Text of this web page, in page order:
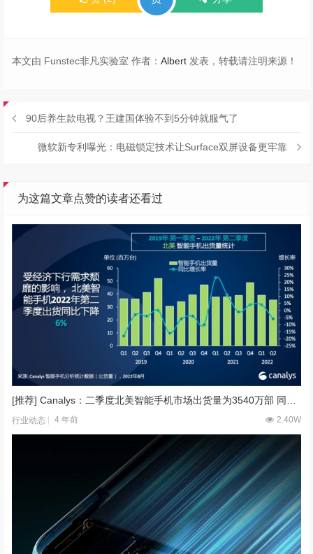
本文由 Funstec非凡实验室 作者：Albert 发表，转载请注明来源！
90后养生款电视？王建国体验不到5分钟就服气了
微软新专利曝光：电磁锁定技术让Surface双屏设备更牢靠
为这篇文章点赞的读者还看过
行业动态 4 年前 2.40W